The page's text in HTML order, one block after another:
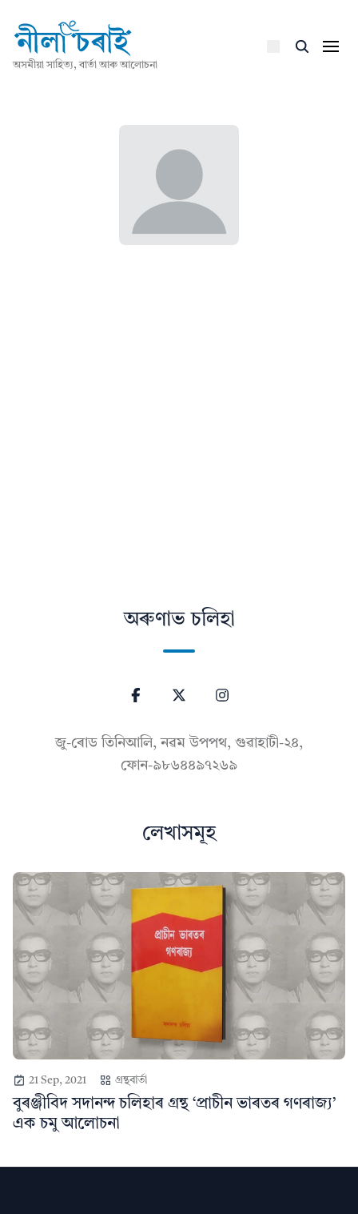
অসমীয়া সাহিত্য, বাৰ্তা আৰু আলোচনা
অৰুণাভ চলিহা
জু-ৰোড তিনিআলি, নৱম উপপথ, গুৱাহাটী-২৪,
ফোন-৯৮৬৪৪৯৭২৬৯
লেখাসমূহ
21 Sep, 2021 গ্ৰন্থবাৰ্তা
বুৰঞ্জীবিদ সদানন্দ চলিহাৰ গ্ৰন্থ ‘প্ৰাচীন ভাৰতৰ গণৰাজ্য’
এক চমু আলোচনা